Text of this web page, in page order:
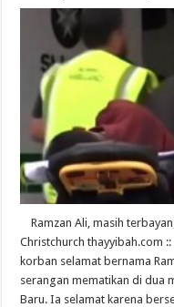
Ramzan Ali, masih
Christchurch thayyibah.com
korban selamat bernama
serangan mematikan di dua
Baru. Ia selamat karena